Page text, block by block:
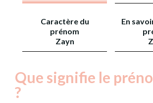
Caractère du
prénom
Zayn
En
Que signifie le
?